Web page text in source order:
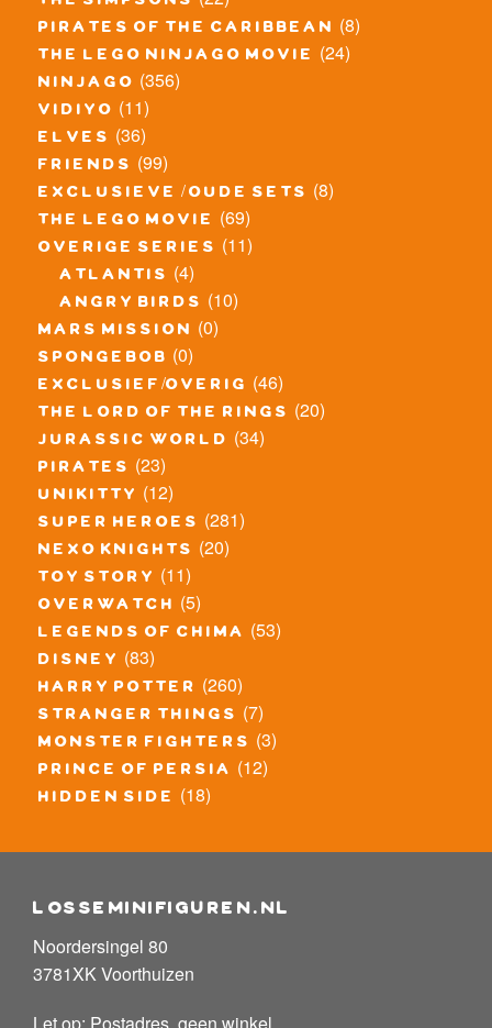
pirates of the caribbean (8)
the lego ninjago movie (24)
ninjago (356)
vidiyo (11)
elves (36)
friends (99)
exclusieve / oude sets (8)
the lego movie (69)
overige series (11)
atlantis (4)
angry birds (10)
mars mission (0)
spongebob (0)
exclusief/overig (46)
the lord of the rings (20)
jurassic world (34)
pirates (23)
unikitty (12)
super heroes (281)
nexo knights (20)
toy story (11)
overwatch (5)
legends of chima (53)
disney (83)
harry potter (260)
stranger things (7)
monster fighters (3)
prince of persia (12)
hidden side (18)
losseminifiguren.nl
Noordersingel 80
3781XK Voorthuizen